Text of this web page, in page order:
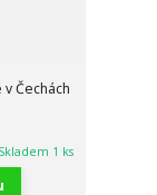
Čechách
Skladem 1 ks